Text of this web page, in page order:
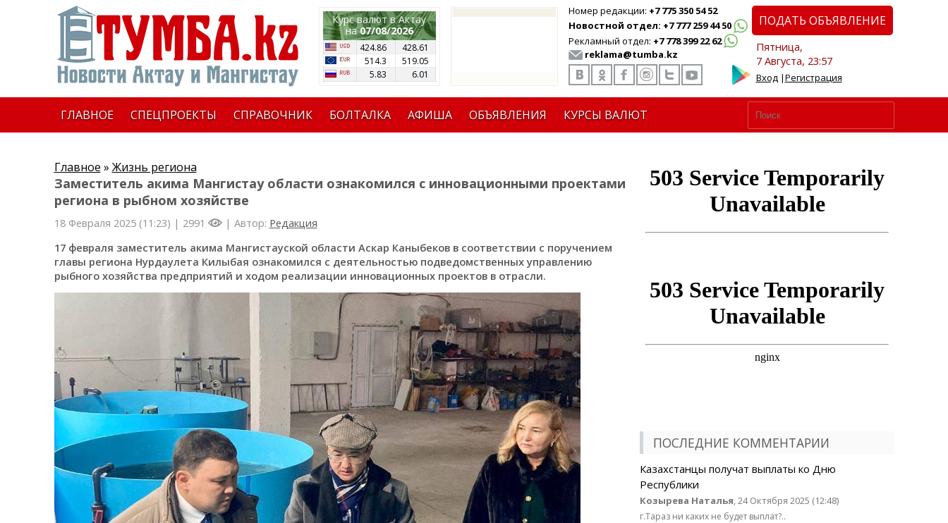
Курс валют в Актау
на07/08/2026
424.86
428.61
514.3
519.05
5.83
6.01
Номер редакции: +7 775 350 54 52
Новостной отдел: +7 777 259 44 50
Рекламный отдел: +7 778 399 22 62
reklama@tumba.kz
ПОДАТЬ ОБЪЯВЛЕНИЕ
Пятница,
7 Августа, 23:57
Вход|Регистрация
ГЛАВНОЕ СПЕЦПРОЕКТЫ СПРАВОЧНИК БОЛТАЛКА АФИША ОБЪЯВЛЕНИЯ КУРСЫ ВАЛЮТ
Главное » Жизнь региона
Заместитель акима Мангистау области ознакомился с инновационными проектами
региона в рыбном хозяйстве
18 Февраля 2025 (11:23) | 2991 | Автор: Редакция
17 февраля заместитель акима Мангистауской области Аскар Каныбеков в соответствии с поручением
главы региона Нурдаулета Килыбая ознакомился с деятельностью подведомственных управлению
рыбного хозяйства предприятий и ходом реализации инновационных проектов в отрасли.
ПОСЛЕДНИЕ КОММЕНТАРИИ
Казахстанцы получат выплаты ко Дню
Республики
Козырева Наталья, 24 Октября 2025 (12:48)
г.Тараз ни каких не будет выплат?..